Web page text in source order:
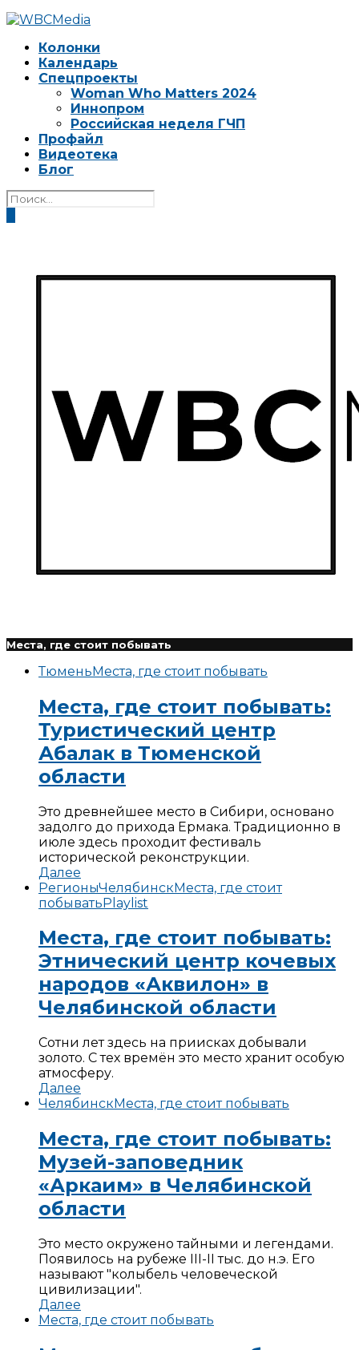
Колонки
Календарь
Спецпроекты
Woman Who Matters 2024
Иннопром
Российская неделя ГЧП
Профайл
Видеотека
Блог
Места, где стоит побывать
ТюменьМеста, где стоит побывать
Места, где стоит побывать:
Туристический центр
Абалак в Тюменской
области
Это древнейшее место в Сибири, основано
задолго до прихода Ермака. Традиционно в
июле здесь проходит фестиваль
исторической реконструкции.
Далее
РегионыЧелябинскМеста, где стоит
побыватьPlaylist
Места, где стоит побывать:
Этнический центр кочевых
народов «Аквилон» в
Челябинской области
Сотни лет здесь на приисках добывали
золото. С тех времён это место хранит особую
атмосферу.
Далее
Челябинск Места, где стоит побывать
Места, где стоит побывать:
Музей-заповедник
«Аркаим» в Челябинской
области
Это место окружено тайными и легендами.
Появилось на рубеже III-II тыс. до н.э. Его
называют "колыбель человеческой
цивилизации".
Далее
Места, где стоит побывать